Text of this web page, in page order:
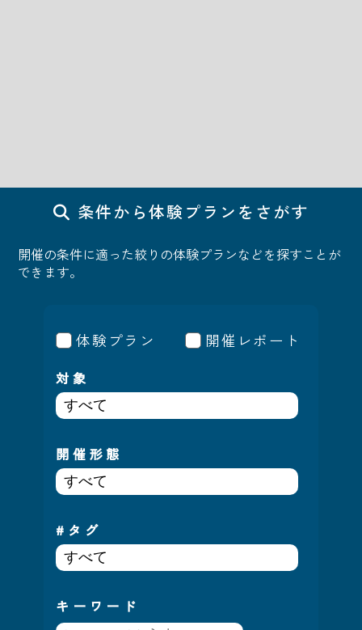
条件から体験プランをさがす
開催の条件に適った絞りの体験プランなどを探すことが
できます。
体験プラン 開催レポート
対象
開催形態
#タグ
キーワード